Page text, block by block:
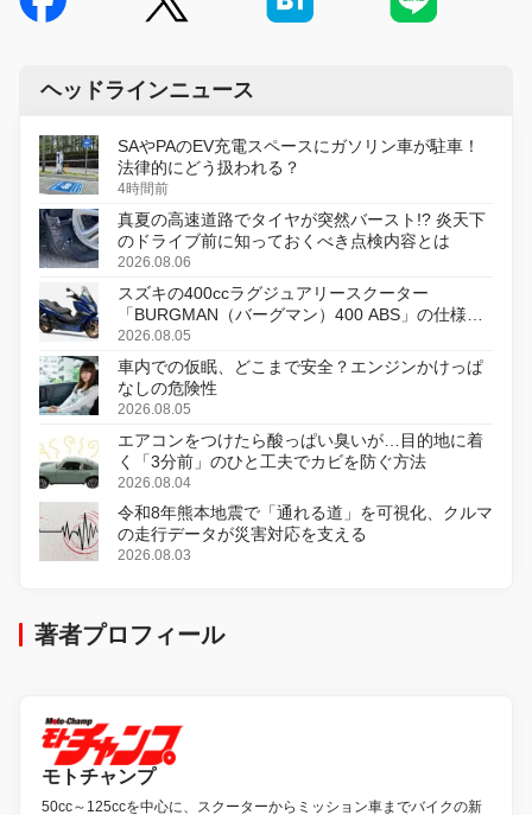
ヘッドラインニュース
SAやPAのEV充電スペースにガソリン車が駐車！
法律的にどう扱われる？
4時間前
真夏の高速道路でタイヤが突然バースト!? 炎天下
のドライブ前に知っておくべき点検内容とは
2026.08.06
スズキの400ccラグジュアリースクーター
「BURGMAN（バーグマン）400 ABS」の仕様を
変更し、8月18日に発売
2026.08.05
車内での仮眠、どこまで安全？エンジンかけっぱ
なしの危険性
2026.08.05
エアコンをつけたら酸っぱい臭いが…目的地に着
く「3分前」のひと工夫でカビを防ぐ方法
2026.08.04
令和8年熊本地震で「通れる道」を可視化、クルマ
の走行データが災害対応を支える
2026.08.03
著者プロフィール
モトチャンプ
50cc～125ccを中心に、スクーターからミッション車までバイクの新